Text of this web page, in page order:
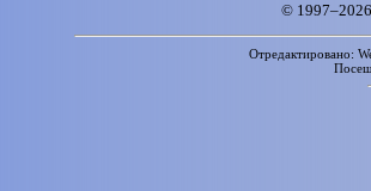
©
Отредактировано: